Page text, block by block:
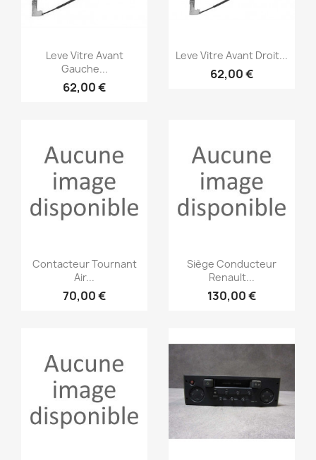
Aperçu rapide
Leve Vitre Avant
Gauche...
62,00 €
Aperçu rapide
Leve Vitre Avant Droit...
62,00 €
Aperçu rapide
Contacteur Tournant
Air...
70,00 €
Aperçu rapide
Siège Conducteur
Renault...
130,00 €